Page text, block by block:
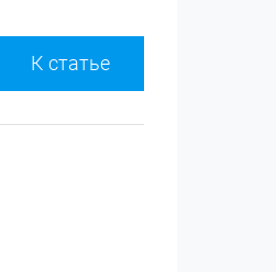
К статье